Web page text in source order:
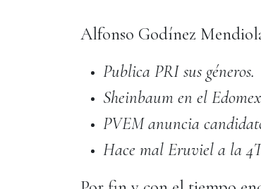
Alfonso Godínez
Publica PRI sus géneros.
Sheinbaum en el
PVEM anuncia
Hace mal Eruviel a la